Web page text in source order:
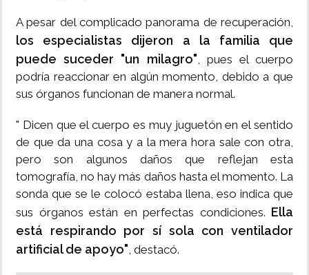
A pesar del complicado panorama de recuperación,
los especialistas dijeron a la familia que
puede suceder "un milagro", pues el cuerpo
podría reaccionar en algún momento, debido a que
sus órganos funcionan de manera normal.
" Dicen que el cuerpo es muy juguetón en el sentido
de que da una cosa y a la mera hora sale con otra,
pero son algunos daños que reflejan esta
tomografía, no hay más daños hasta el momento. La
sonda que se le colocó estaba llena, eso indica que
sus órganos están en perfectas condiciones. Ella
está respirando por sí sola con ventilador
artificial de apoyo", destacó.